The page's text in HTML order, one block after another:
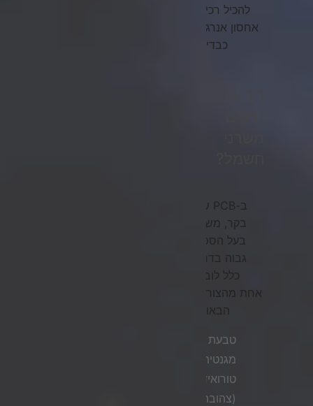
להכיל רכיבי
אחסון אנרגיה
כבדים.
ב-PCB של
בקר, משרן
בעל הספק
גבוה בדרך
כלל לובש
אחת מהצורות
הבאות:
טבעת
מגנטית
טורואידלית
(צהובה,